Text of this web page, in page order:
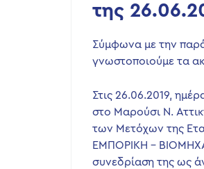
της
Σύμφωνα με την
γνωστοποιούμε τα
Στις 26.06.2019,
στο Μαρούσι Ν.
των Μετόχων της
ΕΜΠΟΡΙΚΗ –
συνεδρίαση της ως